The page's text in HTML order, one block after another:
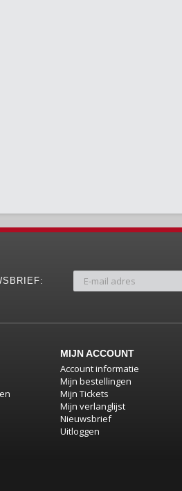
MIJN ACCOUNT
Account informatie
Mijn bestellingen
Mijn Tickets
Mijn verlanglijst
Nieuwsbrief
Uitloggen